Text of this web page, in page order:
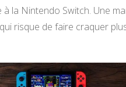
la Nintendo Switch. Une
risque de faire craquer